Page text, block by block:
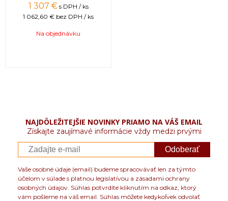
1 307 € s DPH / ks
1 062,60 € bez DPH / ks
Na objednávku
NAJDÔLEŽITEJŠIE NOVINKY PRIAMO NA VÁŠ EMAIL
Získajte zaujímavé informácie vždy medzi prvými
Odoberať
Vaše osobné údaje (email) budeme spracovávať len za týmto
účelom v súlade s platnou legislatívou a zásadami ochrany
osobných údajov. Súhlas potvrdíte kliknutím na odkaz, ktorý
vám pošleme na váš email. Súhlas môžete kedykoľvek odvolať